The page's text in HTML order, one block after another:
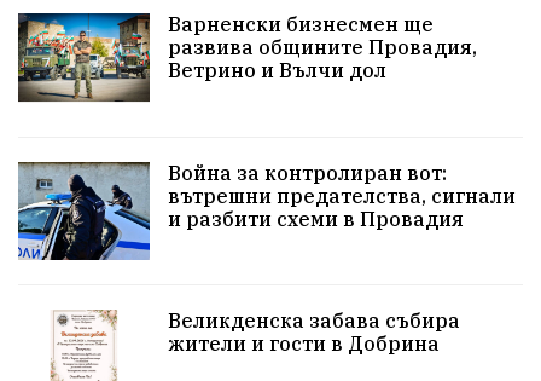
управлението на Провадия Общински съвет
Сигнали Посещението на Бойко Борисов
Използва ли се за кампания? Екология
Райско кътче
XXIX НК „Светослав Обретенов“ Млади таланти
Великденска забава
Варненски бизнесмен ще
развива общините Провадия,
Ветрино и Вълчи дол
Война за контролиран вот:
вътрешни предателства, сигнали
и разбити схеми в Провадия
Великденска забава събира
жители и гости в Добрина